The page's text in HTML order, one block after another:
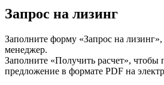
Запрос на лизинг
Заполните форму «Запрос на
менеджер.
Заполните «Получить расчет», чтобы
предложение в формате PDF на